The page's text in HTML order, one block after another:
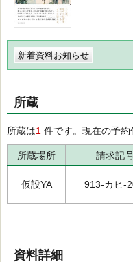
新着資料お知らせ
所蔵
所蔵は1 件です。現在の予約
所蔵場所 請求記
仮設YA 913-カヒ-
資料詳細